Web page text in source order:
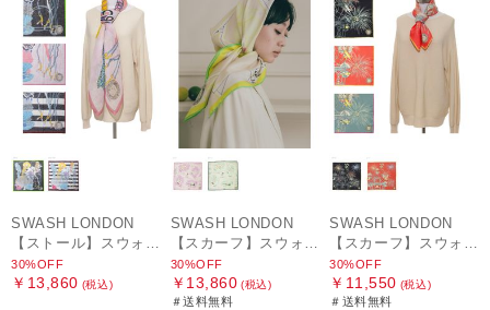
SWASH LONDON
【ストール】スウォッシュロンドン (SWASH LONDON) Oceanic Odyssey 115*115 コットンスクエア
30%OFF
￥13,860 (税込)
SWASH LONDON
【スカーフ】スウォッシュロンドン (SWASH LONDON) Picture Postcard 88cm×88cm シルクスカーフ 日本製
30%OFF
￥13,860 (税込)
＃送料無料
SWASH LONDON
【スカーフ】スウォッシュロンドン (SWASH LONDON) Ferris Festivity 68cm×68cm シルクスカーフ 日本製
30%OFF
￥11,550 (税込)
＃送料無料